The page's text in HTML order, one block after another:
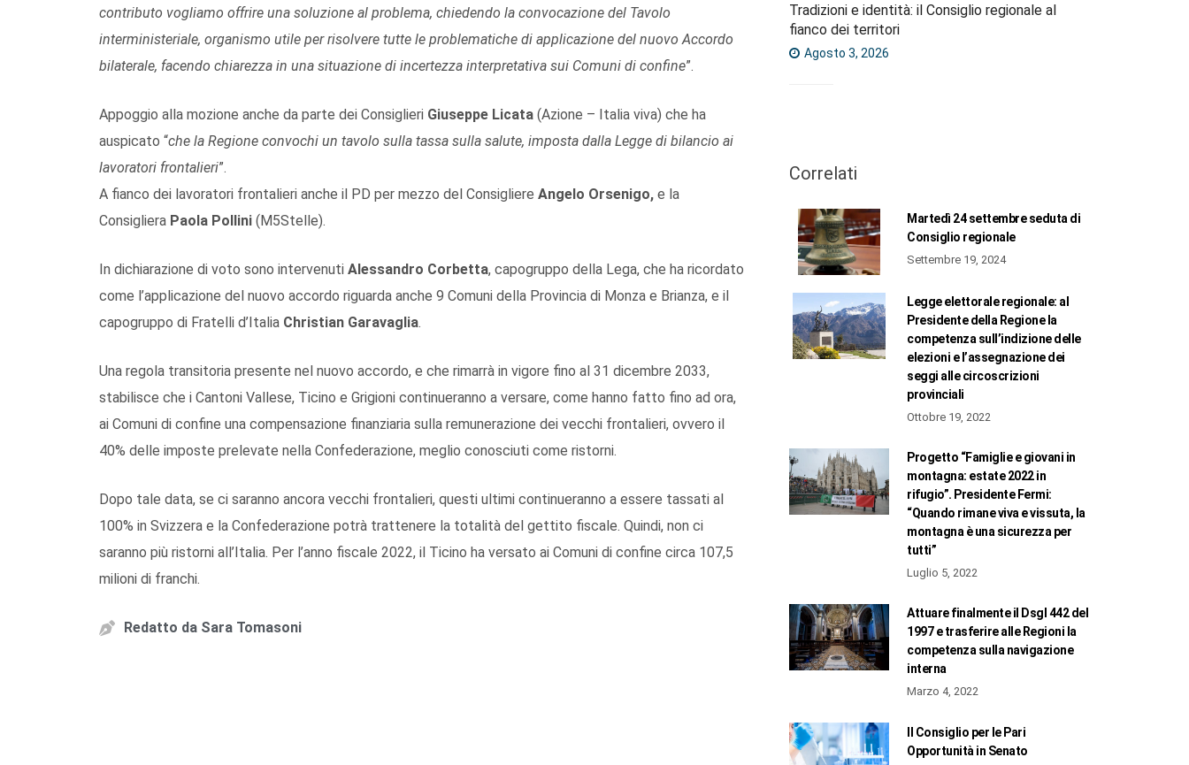
contributo vogliamo offrire una soluzione al problema, chiedendo la convocazione del Tavolo
interministeriale, organismo utile per risolvere tutte le problematiche di applicazione del nuovo Accordo
bilaterale, facendo chiarezza in una situazione di incertezza interpretativa sui Comuni di confine”.
Appoggio alla mozione anche da parte dei Consiglieri Giuseppe Licata (Azione – Italia viva) che ha
auspicato “che la Regione convochi un tavolo sulla tassa sulla salute, imposta dalla Legge di bilancio ai
lavoratori frontalieri”.
A fianco dei lavoratori frontalieri anche il PD per mezzo del Consigliere Angelo Orsenigo, e la
Consigliera Paola Pollini (M5Stelle).
In dichiarazione di voto sono intervenuti Alessandro Corbetta, capogruppo della Lega, che ha ricordato
come l’applicazione del nuovo accordo riguarda anche 9 Comuni della Provincia di Monza e Brianza, e il
capogruppo di Fratelli d’Italia Christian Garavaglia.
Una regola transitoria presente nel nuovo accordo, e che rimarrà in vigore fino al 31 dicembre 2033,
stabilisce che i Cantoni Vallese, Ticino e Grigioni continueranno a versare, come hanno fatto fino ad ora,
ai Comuni di confine una compensazione finanziaria sulla remunerazione dei vecchi frontalieri, ovvero il
40% delle imposte prelevate nella Confederazione, meglio conosciuti come ristorni.
Dopo tale data, se ci saranno ancora vecchi frontalieri, questi ultimi continueranno a essere tassati al
100% in Svizzera e la Confederazione potrà trattenere la totalità del gettito fiscale. Quindi, non ci
saranno più ristorni all’Italia. Per l’anno fiscale 2022, il Ticino ha versato ai Comuni di confine circa 107,5
milioni di franchi.
Redatto da Sara Tomasoni
Tradizioni e identità: il Consiglio regionale al
fianco dei territori
Agosto 3, 2026
Correlati
Martedì 24 settembre seduta di
Consiglio regionale
Settembre 19, 2024
Legge elettorale regionale: al
Presidente della Regione la
competenza sull’indizione delle
elezioni e l’assegnazione dei
seggi alle circoscrizioni
provinciali
Ottobre 19, 2022
Progetto “Famiglie e giovani in
montagna: estate 2022 in
rifugio”. Presidente Fermi:
“Quando rimane viva e vissuta, la
montagna è una sicurezza per
tutti”
Luglio 5, 2022
Attuare finalmente il Dsgl 442 del
1997 e trasferire alle Regioni la
competenza sulla navigazione
interna
Marzo 4, 2022
Il Consiglio per le Pari
Opportunità in Senato